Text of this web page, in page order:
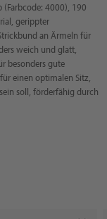
(Farbcode: 4000), 190
gerippter
an Ärmeln für
weich und glatt,
besonders gute
einen optimalen Sitz,
soll, förderfähig durch